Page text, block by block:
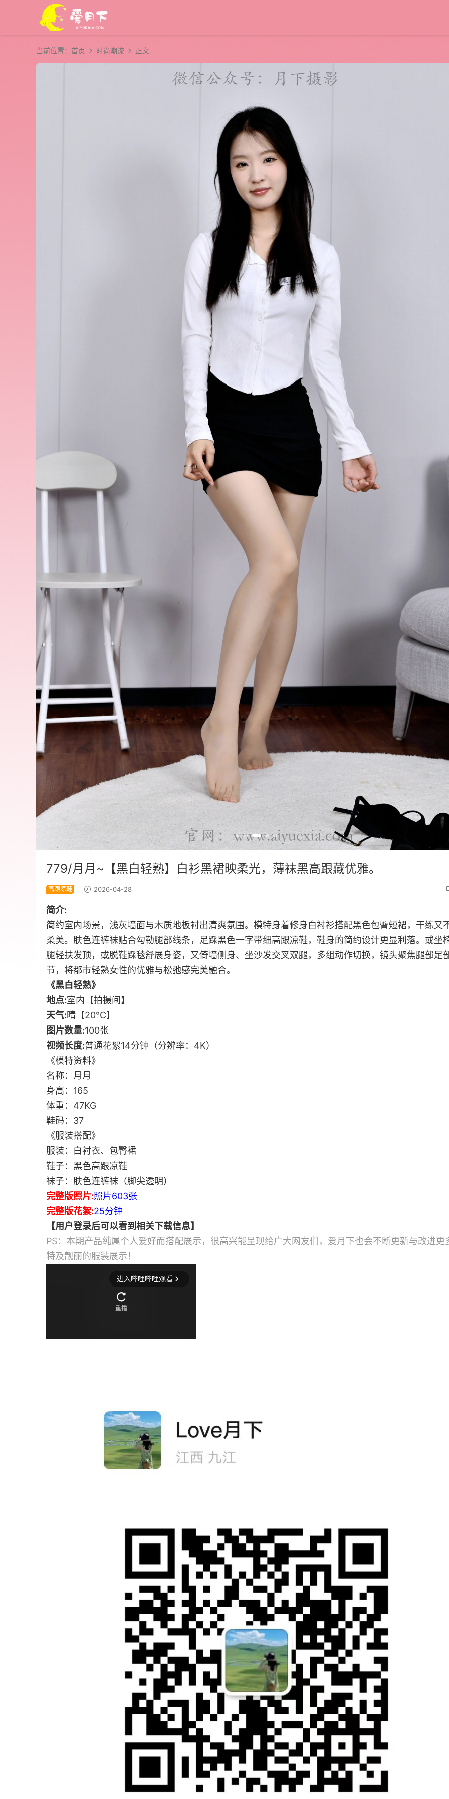
当前位置： 首页 时尚潮流 正文
779/月月~【黑白轻熟】白衫黑裙映柔光，薄袜黑高跟藏优雅。
高跟凉鞋 2026-04-28
简介:
简约室内场景，浅灰墙面与木质地板衬出清爽氛围。模特身着修身白衬衫搭配黑色包臀短裙，干练又
柔美。肤色连裤袜贴合勾勒腿部线条，足踩黑色一字带细高跟凉鞋，鞋身的简约设计更显利落。或坐
腿轻扶发顶，或脱鞋踩毯舒展身姿，又倚墙侧身、坐沙发交叉双腿，多组动作切换，镜头聚焦腿部足
节，将都市轻熟女性的优雅与松弛感完美融合。
《黑白轻熟》
地点:室内【拍摄间】
天气:晴【20℃】
图片数量:100张
视频长度:普通花絮14分钟（分辨率：4K）
《模特资料》
名称：月月
身高：165
体重：47KG
鞋码：37
《服装搭配》
服装：白衬衣、包臀裙
鞋子：黑色高跟凉鞋
袜子：肤色连裤袜（脚尖透明）
完整版照片:照片603张
完整版花絮:25分钟
【用户登录后可以看到相关下载信息】
PS：本期产品纯属个人爱好而搭配展示，很高兴能呈现给广大网友们，爱月下也会不断更新与改进更
特及靓丽的服装展示！